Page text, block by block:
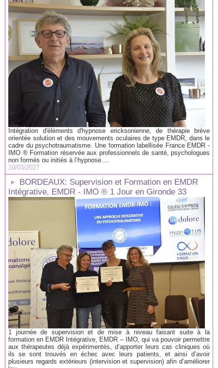
Intégration d'éléments d'hypnose ericksonienne, de thérapie brève
orientée solution et des mouvements oculaires de type EMDR, dans le
cadre du psychotraumatisme. Une formation labellisée France EMDR -
IMO ® Formation réservée aux professionnels de santé, psychologues
non formés ou initiés à l’hypnose....
10/03/2027
BORDEAUX: Supervision et Formation en EMDR
Intégrative, EMDR - IMO ® 1 Jour en Gironde 33
1 journée de supervision et de mise à niveau faisant suite à la
formation en EMDR Intégrative, EMDR – IMO, qui va pouvoir permettre
aux thérapeutes déjà expérimentés, d’apporter leurs cas cliniques où
ils se sont trouvés en échec avec leurs patients, et ainsi d’avoir
plusieurs regards extérieurs (intervision et supervision) afin d’améliorer